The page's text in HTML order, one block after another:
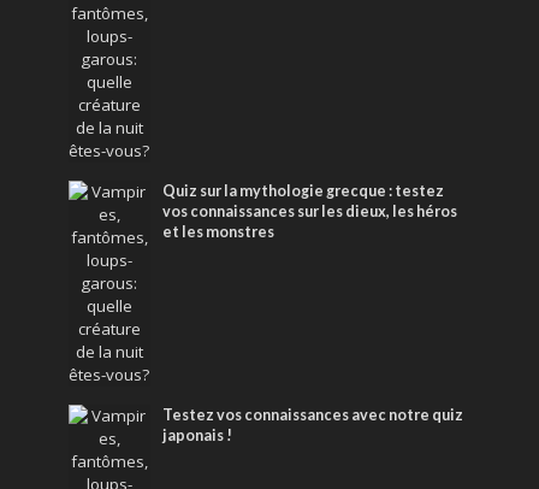
Quiz sur la mythologie grecque : testez
vos connaissances sur les dieux, les héros
et les monstres
Testez vos connaissances avec notre quiz
japonais !